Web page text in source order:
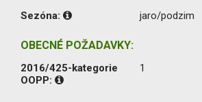
Sezóna: jaro/podzim
OBECNÉ POŽADAVKY:
2016/425-kategorie
OOPP:
1